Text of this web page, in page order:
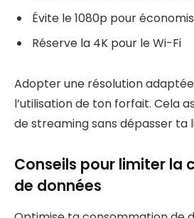
Évite le 1080p pour
Réserve la 4K pour le Wi-Fi
Adopter une résolution
l’utilisation de ton forfait. Cela
de streaming sans dépasser ta
Conseils pour limiter la
de données